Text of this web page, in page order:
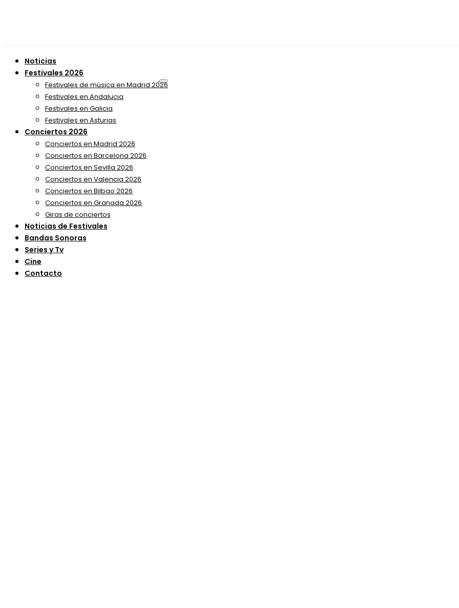
Noticias
Festivales 2026
Festivales de música en Madrid 2026
Festivales en Andalucia
Festivales en Galicia
Festivales en Asturias
Conciertos 2026
Conciertos en Madrid 2026
Conciertos en Barcelona 2026
Conciertos en Sevilla 2026
Conciertos en Valencia 2026
Conciertos en Bilbao 2026
Conciertos en Granada 2026
Giras de conciertos
Noticias de Festivales
Bandas Sonoras
Series y Tv
Cine
Contacto